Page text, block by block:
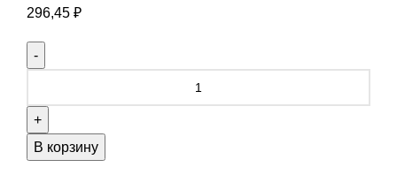
296,45 ₽
В корзину